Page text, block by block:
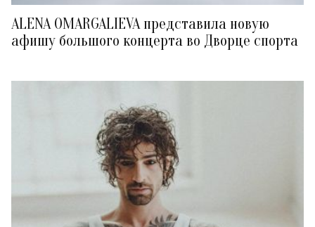
ALENA OMARGALIEVA представила новую
афишу большого концерта во Дворце спорта